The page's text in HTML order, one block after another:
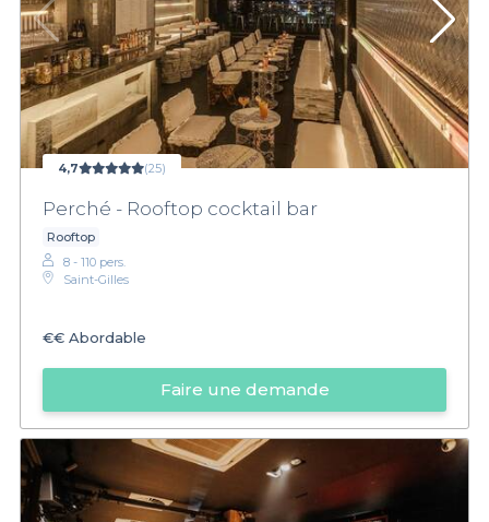
4,7 (25)
Perché - Rooftop cocktail bar
Rooftop
8 - 110 pers.
Saint-Gilles
€€ Abordable
Faire une demande